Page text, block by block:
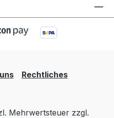
Rechtliches
Mehrwertsteuer zzgl.